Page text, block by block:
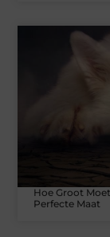
Hoe Groot
Perfecte Maat